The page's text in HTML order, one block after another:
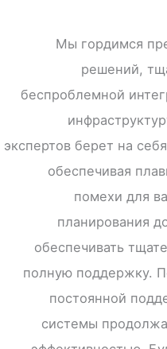
Мы гордимся
решений,
беспроблемной
экспертов берет на
обеспечивая
помехи для
планирования
обеспечивать
полную поддержку.
постоянной
системы